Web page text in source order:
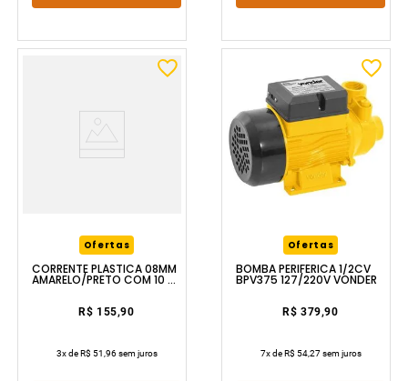
Ofertas
CORRENTE PLÁSTICA 08MM
AMARELO/PRETO COM 10 M
R$ 155,90
3x deR$ 51,96sem juros
Ofertas
BOMBA PERIFÉRICA 1/2CV
BPV375 127/220V VONDER
R$ 379,90
7x deR$ 54,27sem juros